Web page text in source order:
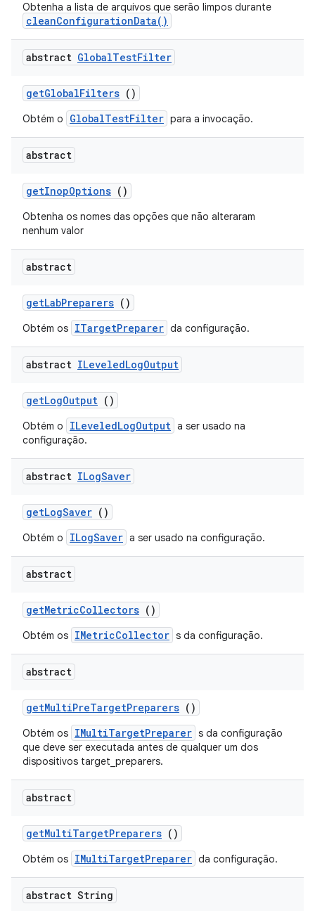
Obtenha a lista de arquivos que serão limpos durante
cleanConfigurationData()
abstract GlobalTestFilter
getGlobalFilters ()
Obtém o GlobalTestFilter para a invocação.
abstract
getInopOptions ()
Obtenha os nomes das opções que não alteraram
nenhum valor
abstract
getLabPreparers ()
Obtém os ITargetPreparer da configuração.
abstract ILeveledLogOutput
getLogOutput ()
Obtém o ILeveledLogOutput a ser usado na
configuração.
abstract ILogSaver
getLogSaver ()
Obtém o ILogSaver a ser usado na configuração.
abstract
getMetricCollectors ()
Obtém os IMetricCollector s da configuração.
abstract
getMultiPreTargetPreparers ()
Obtém os IMultiTargetPreparer s da configuração
que deve ser executada antes de qualquer um dos
dispositivos target_preparers.
abstract
getMultiTargetPreparers ()
Obtém os IMultiTargetPreparer da configuração.
abstract String